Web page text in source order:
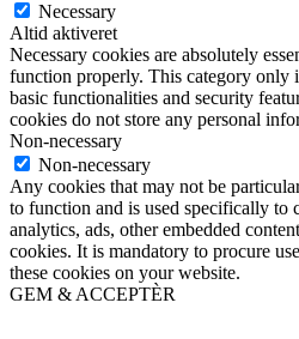
Necessary
Altid aktiveret
Necessary cookies are absolutely
function properly. This category only
basic functionalities and security
cookies do not store any personal
Non-necessary
Non-necessary
Any cookies that may not be
to function and is used specifically to
analytics, ads, other embedded
cookies. It is mandatory to procure
these cookies on your website.
GEM & ACCEPTÈR